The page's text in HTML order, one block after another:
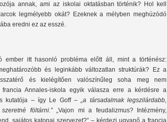
annak, ami az iskolai oktatásban történik? Hol kell
legmélyebb okát? Ezeknek a mélyben meghúzódó
eredni ez az esszé.
ember itt hasonló probléma előtt áll, mint a történész:
és leginkább változatlan struktúrák? Ez a
és kielégítően valószínűleg soha meg nem
Annales-iskola egyik válasza erre a kérdésre a
kutatója – így Le Goff –„a társadalmak legszilárdabb,
föltárni.”„Vajon mi a feudalizmus? Intézmény,